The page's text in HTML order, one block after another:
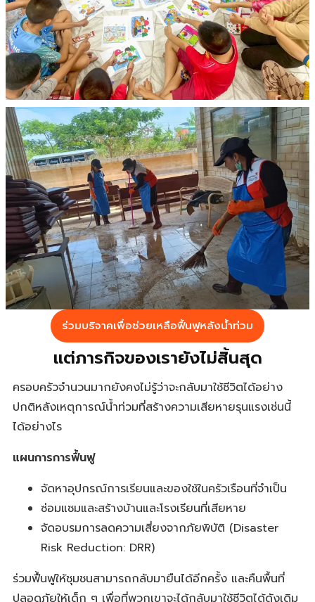
ร่วมบริจาคเพื่อช่วยเหลือฟื้นฟูหลังน้ำท่วม
แต่ภารกิจของเรายังไม่สิ้นสุด
ครอบครัวจำนวนมากยังคงไม่รู้ว่าจะกลับมาใช้ชีวิตได้อย่าง
ปกติหลังเหตุการณ์น้ำท่วมที่สร้างความเสียหายรุนแรงเช่นนี้
ได้อย่างไร
แผนการการฟื้นฟู
จัดหาอุปกรณ์การเรียนและของใช้ในครัวเรือนที่จําเป็น
ซ่อมแซมและสร้างบ้านและโรงเรียนที่เสียหาย
จัดอบรมการลดความเสี่ยงจากภัยพิบัติ (Disaster
Risk Reduction: DRR)
ร่วมฟื้นฟูให้ชุมชนสามารถกลับมายืนได้อีกครั้ง และคืนพื้นที่
ปลอดภัยให้เด็ก ๆ เพื่อที่พวกเขาจะได้กลับมาใช้ชีวิตได้ดังเดิม